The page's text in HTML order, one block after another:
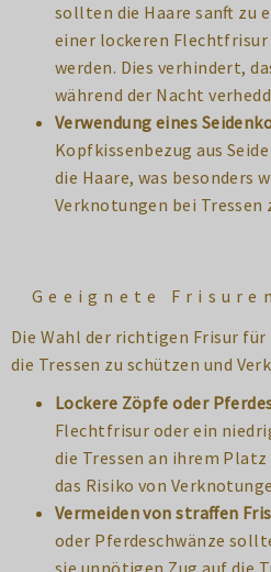
sollten die Haare sanft zu
einer lockeren Flechtfrisur
werden. Dies verhindert,
während der Nacht
Verwendung eines
Kopfkissenbezug aus
die Haare, was besonders
Verknotungen bei Tressen
Geeignete
Die Wahl der richtigen Frisur
die Tressen zu schützen und
Lockere Zöpfe oder
Flechtfrisur oder ein
die Tressen an ihrem
das Risiko von
Vermeiden von straffen
oder Pferdeschwänze